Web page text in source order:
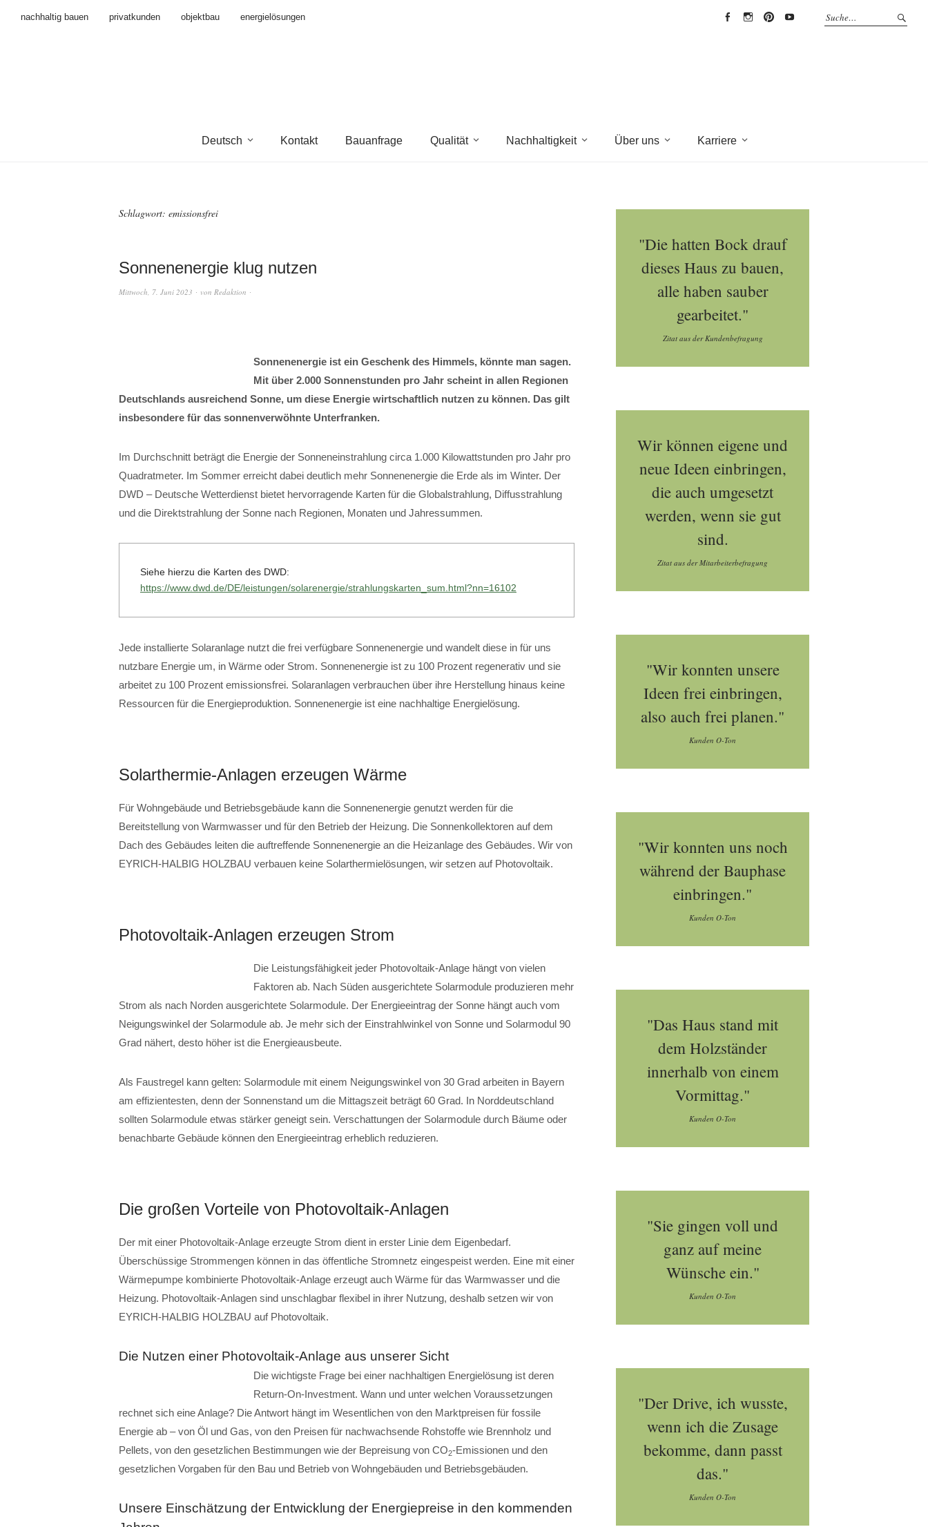
nachhaltig bauen privatkunden objektbau
energielösungen
Deutsch Kontakt Bauanfrage Qualität Nachhaltigkeit Über uns Karriere
Schlagwort: emissionsfrei
Sonnenenergie klug nutzen
Mittwoch, 7. Juni 2023 von Redaktion
Sonnenenergie ist ein Geschenk des Himmels, könnte man sagen.
Mit über 2.000 Sonnenstunden pro Jahr scheint in allen Regionen
Deutschlands ausreichend Sonne, um diese Energie wirtschaftlich nutzen zu können. Das gilt
insbesondere für das sonnenverwöhnte Unterfranken.
Im Durchschnitt beträgt die Energie der Sonneneinstrahlung circa 1.000 Kilowattstunden pro Jahr pro
Quadratmeter. Im Sommer erreicht dabei deutlich mehr Sonnenenergie die Erde als im Winter. Der
DWD – Deutsche Wetterdienst bietet hervorragende Karten für die Globalstrahlung, Diffusstrahlung
und die Direktstrahlung der Sonne nach Regionen, Monaten und Jahressummen.
Siehe hierzu die Karten des DWD:
https://www.dwd.de/DE/leistungen/solarenergie/strahlungskarten_sum.html?nn=16102
Jede installierte Solaranlage nutzt die frei verfügbare Sonnenenergie und wandelt diese in für uns
nutzbare Energie um, in Wärme oder Strom. Sonnenenergie ist zu 100 Prozent regenerativ und sie
arbeitet zu 100 Prozent emissionsfrei. Solaranlagen verbrauchen über ihre Herstellung hinaus keine
Ressourcen für die Energieproduktion. Sonnenenergie ist eine nachhaltige Energielösung.
Solarthermie-Anlagen erzeugen Wärme
Für Wohngebäude und Betriebsgebäude kann die Sonnenenergie genutzt werden für die
Bereitstellung von Warmwasser und für den Betrieb der Heizung. Die Sonnenkollektoren auf dem
Dach des Gebäudes leiten die auftreffende Sonnenenergie an die Heizanlage des Gebäudes. Wir von
EYRICH-HALBIG HOLZBAU verbauen keine Solarthermielösungen, wir setzen auf Photovoltaik.
Photovoltaik-Anlagen erzeugen Strom
Die Leistungsfähigkeit jeder Photovoltaik-Anlage hängt von vielen
Faktoren ab. Nach Süden ausgerichtete Solarmodule produzieren mehr
Strom als nach Norden ausgerichtete Solarmodule. Der Energieeintrag der Sonne hängt auch vom
Neigungswinkel der Solarmodule ab. Je mehr sich der Einstrahlwinkel von Sonne und Solarmodul 90
Grad nähert, desto höher ist die Energieausbeute.
Als Faustregel kann gelten: Solarmodule mit einem Neigungswinkel von 30 Grad arbeiten in Bayern
am effizientesten, denn der Sonnenstand um die Mittagszeit beträgt 60 Grad. In Norddeutschland
sollten Solarmodule etwas stärker geneigt sein. Verschattungen der Solarmodule durch Bäume oder
benachbarte Gebäude können den Energieeintrag erheblich reduzieren.
Die großen Vorteile von Photovoltaik-Anlagen
Der mit einer Photovoltaik-Anlage erzeugte Strom dient in erster Linie dem Eigenbedarf.
Überschüssige Strommengen können in das öffentliche Stromnetz eingespeist werden. Eine mit einer
Wärmepumpe kombinierte Photovoltaik-Anlage erzeugt auch Wärme für das Warmwasser und die
Heizung. Photovoltaik-Anlagen sind unschlagbar flexibel in ihrer Nutzung, deshalb setzen wir von
EYRICH-HALBIG HOLZBAU auf Photovoltaik.
Die Nutzen einer Photovoltaik-Anlage aus unserer Sicht
Die wichtigste Frage bei einer nachhaltigen Energielösung ist deren
Return-On-Investment. Wann und unter welchen Voraussetzungen
rechnet sich eine Anlage? Die Antwort hängt im Wesentlichen von den Marktpreisen für fossile
Energie ab – von Öl und Gas, von den Preisen für nachwachsende Rohstoffe wie Brennholz und
Pellets, von den gesetzlichen Bestimmungen wie der Bepreisung von CO2-Emissionen und den
gesetzlichen Vorgaben für den Bau und Betrieb von Wohngebäuden und Betriebsgebäuden.
Unsere Einschätzung der Entwicklung der Energiepreise in den kommenden
"Die hatten Bock drauf
dieses Haus zu bauen,
alle haben sauber
gearbeitet."
Zitat aus der Kundenbefragung
Wir können eigene und
neue Ideen einbringen,
die auch umgesetzt
werden, wenn sie gut
sind.
Zitat aus der Mitarbeiterbefragung
"Wir konnten unsere
Ideen frei einbringen,
also auch frei planen."
Kunden O-Ton
"Wir konnten uns noch
während der Bauphase
einbringen."
Kunden O-Ton
"Das Haus stand mit
dem Holzständer
innerhalb von einem
Vormittag."
Kunden O-Ton
"Sie gingen voll und
ganz auf meine
Wünsche ein."
Kunden O-Ton
"Der Drive, ich wusste,
wenn ich die Zusage
bekomme, dann passt
das."
Kunden O-Ton